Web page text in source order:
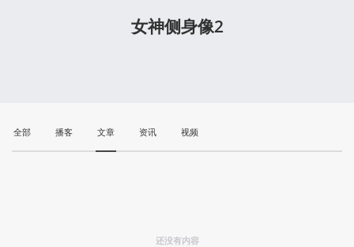
女神侧身像2
全部 播客 文章 资讯 视频
还没有内容